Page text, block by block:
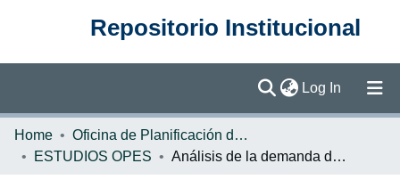
Repositorio Institucional
Log In (current)
Communities & Collections
Home
Oficina de Planificación de la Educación Superior (OPES)
ESTUDIOS OPES
Análisis de la demanda de profesionales en el periódico La Nación en el 2007